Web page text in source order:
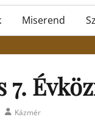
Miserend
7.
AuthorKázmér